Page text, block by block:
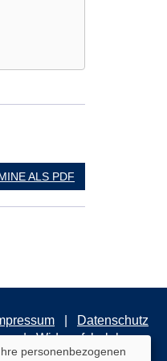
ALS PDF
Datenschutz
Widerrufsbelehrung
personenbezogenen